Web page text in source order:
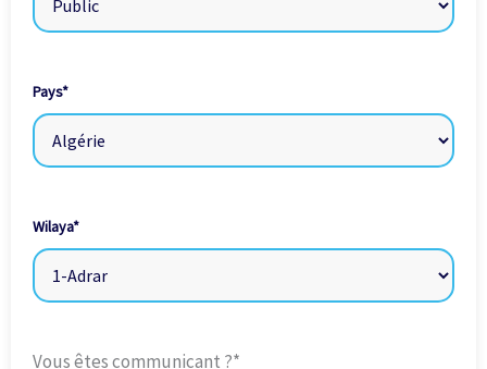
Pays*
Wilaya*
Vous êtes communicant ?*